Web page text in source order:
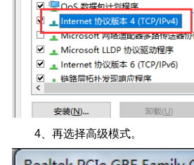
4、再选择高级模式。